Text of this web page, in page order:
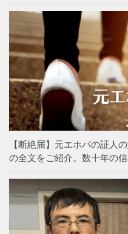
【断絶届】元エホバの証人
の全文をご紹介。数十年の